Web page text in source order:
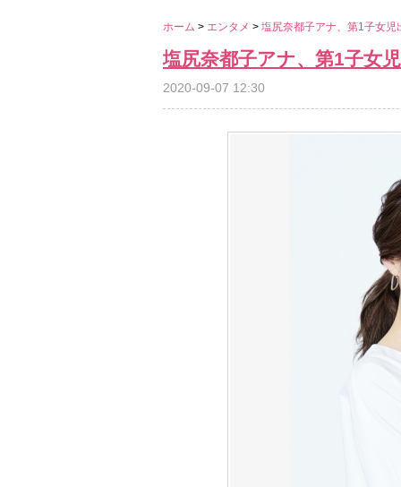
ホーム > エンタメ > 塩尻奈都子アナ、第1子女
塩尻奈都子アナ、第1子女
2020-09-07 12:30